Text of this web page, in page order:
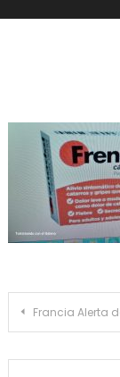
Francia Alerta del peligro de sufrir un infarto al usar fármacos